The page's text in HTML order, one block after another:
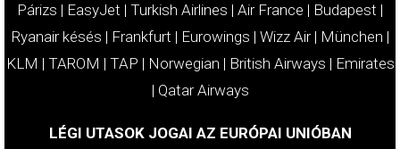
Párizs | EasyJet | Turkish Airlines | Air France | Budapest |
Ryanair késés | Frankfurt | Eurowings | Wizz Air| München |
KLM | TAROM | TAP | Norwegian | British Airways | Emirates
| Qatar Airways
LÉGI UTASOK JOGAI AZ EURÓPAI UNIÓBAN